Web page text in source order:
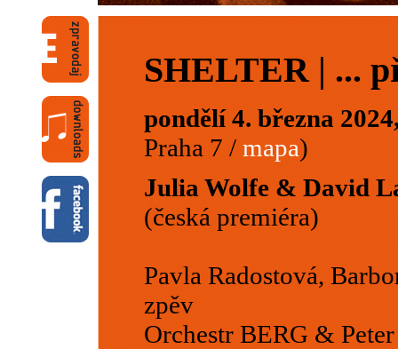
SHELTER | ...
pondělí 4. března
Praha 7 / mapa)
Julia Wolfe & David
(česká premiéra)
Pavla Radostová,
zpěv
Orchestr BERG &